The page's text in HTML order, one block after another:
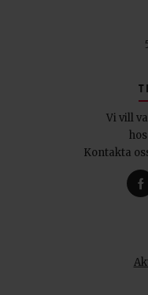
Vi vill
Kontakta